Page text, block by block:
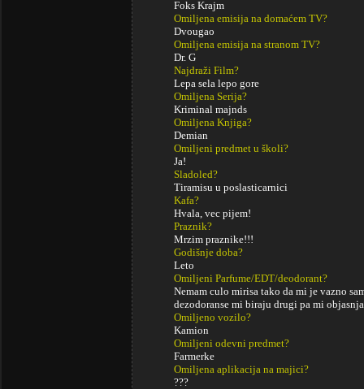
Foks Krajm
Omiljena emisija na domaćem TV?
Dvougao
Omiljena emisija na stranom TV?
Dr. G
Najdraži Film?
Lepa sela lepo gore
Omiljena Serija?
Kriminal majnds
Omiljena Knjiga?
Demian
Omiljeni predmet u školi?
Ja!
Sladoled?
Tiramisu u poslasticarnici
Kafa?
Hvala, vec pijem!
Praznik?
Mrzim praznike!!!
Godišnje doba?
Leto
Omiljeni Parfume/EDT/deodorant?
Nemam culo mirisa tako da mi je vazno
dezodoranse mi biraju drugi pa mi
Omiljeno vozilo?
Kamion
Omiljeni odevni predmet?
Farmerke
Omiljena aplikacija na majici?
???